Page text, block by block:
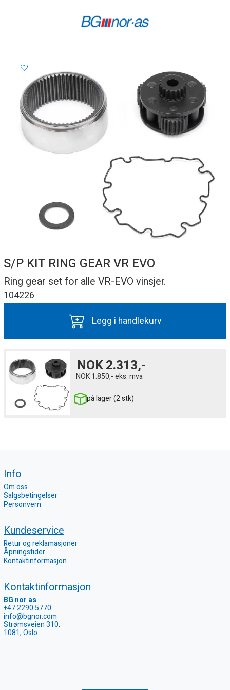
S/P KIT RING GEAR VR EVO
Ring gear set for alle VR-EVO vinsjer.
104226
Legg i handlekurv
NOK2.313,-
NOK1.850,-eks. mva
på lager (2 stk)
Info
Om oss
Salgsbetingelser
Personvern
Kundeservice
Retur og reklamasjoner
Åpningstider
Kontaktinformasjon
Kontaktinformasjon
BG nor as
+47 2290 5770
info@bgnor.com
Strømsveien 310,
1081, Oslo